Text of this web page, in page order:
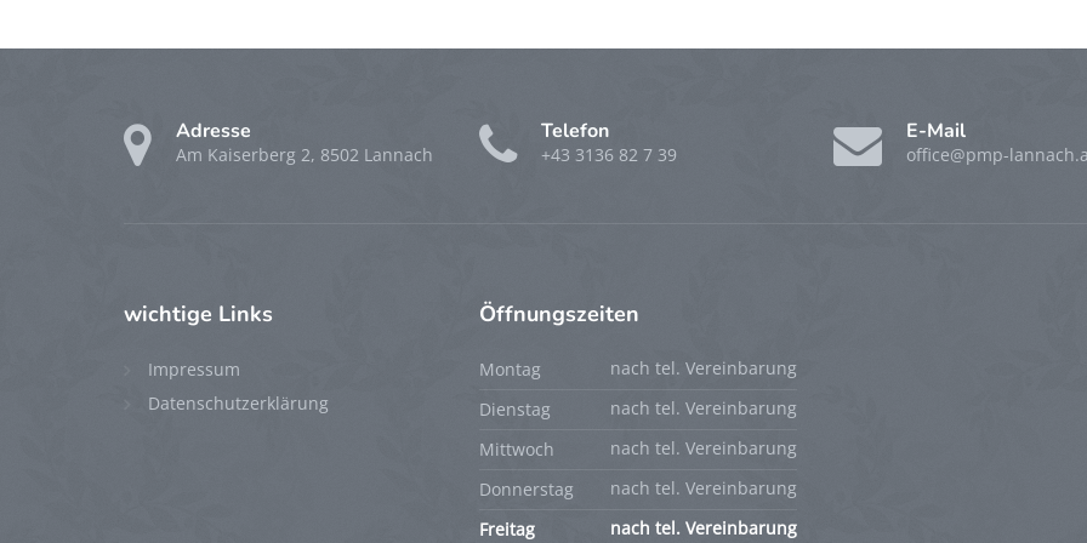
Adresse
Am Kaiserberg 2, 8502 Lannach
Telefon
+43 3136 82 7 39
E-Mail
office@pmp-
wichtige Links
Impressum
Datenschutzerklärung
Öffnungszeiten
Montag nach tel. Vereinbarung
Dienstag nach tel. Vereinbarung
Mittwoch nach tel. Vereinbarung
Donnerstag nach tel. Vereinbarung
Freitag nach tel. Vereinbarung